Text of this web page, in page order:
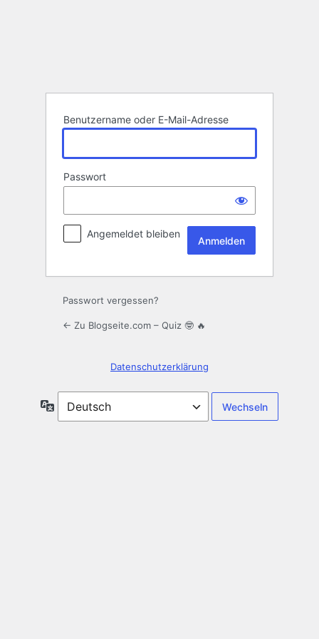
Benutzername oder E-Mail-Adresse
Passwort
Angemeldet bleiben
Passwort vergessen?
← Zu Blogseite.com – Quiz 🤓 🔥
Datenschutzerklärung
Sprache